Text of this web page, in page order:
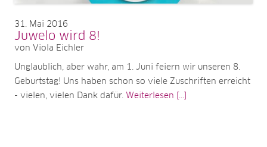
31 Mai 2016
Juwelo wird 8!
von Viola Eichler
Unglaublich, aber wahr, am 1. Juni feiern wir unseren 8.
Geburtstag! Uns haben schon so viele Zuschriften erreicht
- vielen, vielen Dank dafür. Weiterlesen [...]